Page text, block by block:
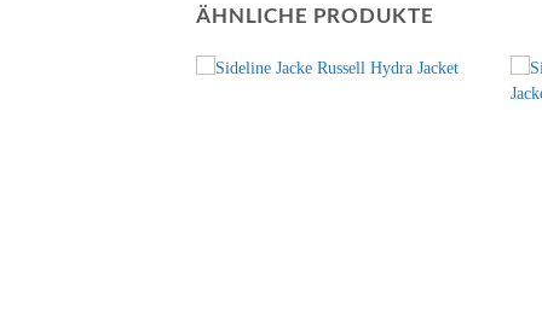
ÄHNLICHE PRODUKTE